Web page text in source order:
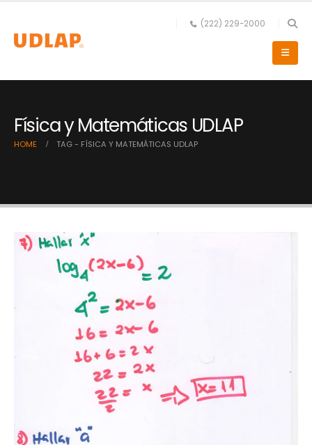
(222) 229-2000
Física y Matemáticas UDLAP
HOME TAG - FÍSICA Y MATEMÁTICAS UDLAP